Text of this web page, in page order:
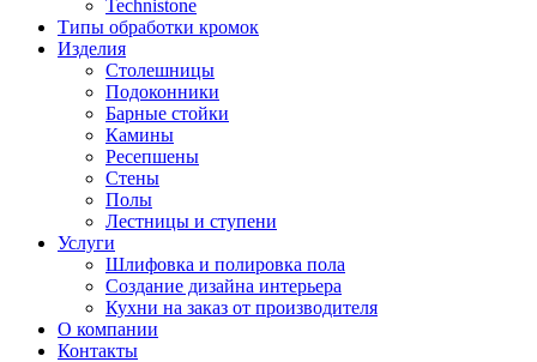
Technistone
Типы обработки кромок
Изделия
Столешницы
Подоконники
Барные стойки
Камины
Ресепшены
Стены
Полы
Лестницы и ступени
Услуги
Шлифовка и полировка пола
Создание дизайна интерьера
Кухни на заказ от производителя
О компании
Контакты